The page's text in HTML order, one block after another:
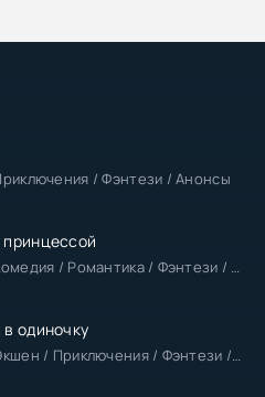
/ Фэнтези / Анонсы
Аниме сериалы / Комедия / Романтика / Фэнтези / Анонсы
одиночку
Аниме сериалы / Экшен / Приключения / Фэнтези / Анонсы